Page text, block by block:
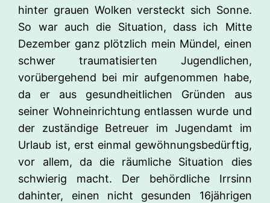
hinter grauen Wolken versteckt sich Sonne.
So war auch die Situation, dass ich Mitte
Dezember ganz plötzlich mein Mündel, einen
schwer traumatisierten Jugendlichen,
vorübergehend bei mir aufgenommen habe,
da er aus gesundheitlichen Gründen aus
seiner Wohneinrichtung entlassen wurde und
der zuständige Betreuer im Jugendamt im
Urlaub ist, erst einmal gewöhnungsbedürftig,
vor allem, da die räumliche Situation dies
schwierig macht. Der behördliche Irrsinn
dahinter, einen nicht gesunden 16jährigen